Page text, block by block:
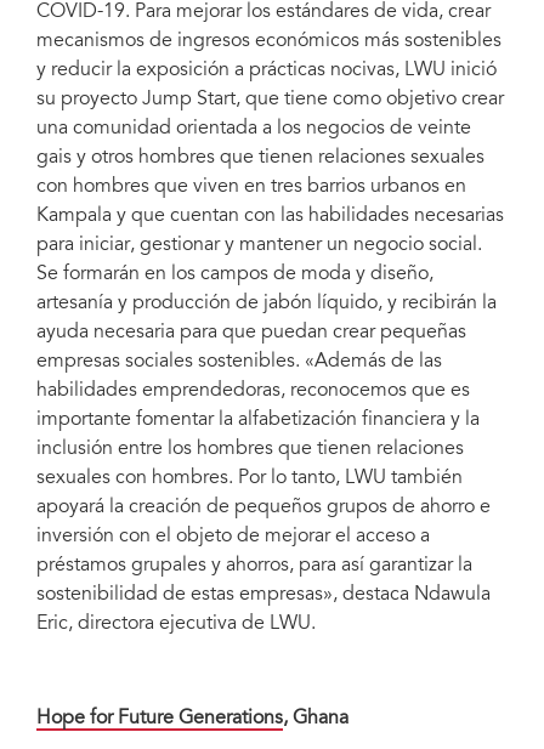
COVID-19. Para mejorar los estándares de vida, crear
mecanismos de ingresos económicos más sostenibles
y reducir la exposición a prácticas nocivas, LWU inició
su proyecto Jump Start, que tiene como objetivo crear
una comunidad orientada a los negocios de veinte
gais y otros hombres que tienen relaciones sexuales
con hombres que viven en tres barrios urbanos en
Kampala y que cuentan con las habilidades necesarias
para iniciar, gestionar y mantener un negocio social.
Se formarán en los campos de moda y diseño,
artesanía y producción de jabón líquido, y recibirán la
ayuda necesaria para que puedan crear pequeñas
empresas sociales sostenibles. «Además de las
habilidades emprendedoras, reconocemos que es
importante fomentar la alfabetización financiera y la
inclusión entre los hombres que tienen relaciones
sexuales con hombres. Por lo tanto, LWU también
apoyará la creación de pequeños grupos de ahorro e
inversión con el objeto de mejorar el acceso a
préstamos grupales y ahorros, para así garantizar la
sostenibilidad de estas empresas», destaca Ndawula
Eric, directora ejecutiva de LWU.
Hope for Future Generations, Ghana